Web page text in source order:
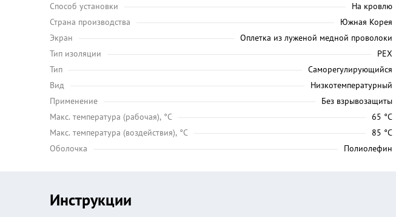
Способ установки
На кровлю
Страна производства
Южная Корея
Экран
Оплетка из луженой медной проволоки
Тип изоляции
PEX
Тип
Саморегулирующийся
Вид
Низкотемпературный
Применение
Без взрывозащиты
Maкс. температура (рабочая), °C
65 °C
Макс. температура (воздействия), °C
85 °C
Оболочка
Полиолефин
Инструкции